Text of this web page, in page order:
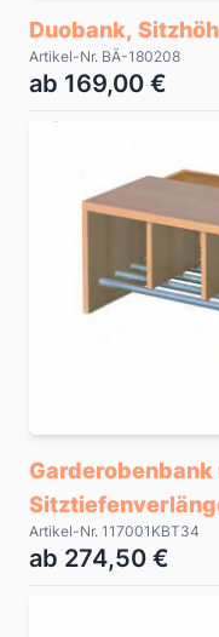
Duobank,
Artikel-Nr. BÄ-180208
ab 169,00 €
Garderobenbank
Artikel-Nr. 117001KBT34
ab 274,50 €